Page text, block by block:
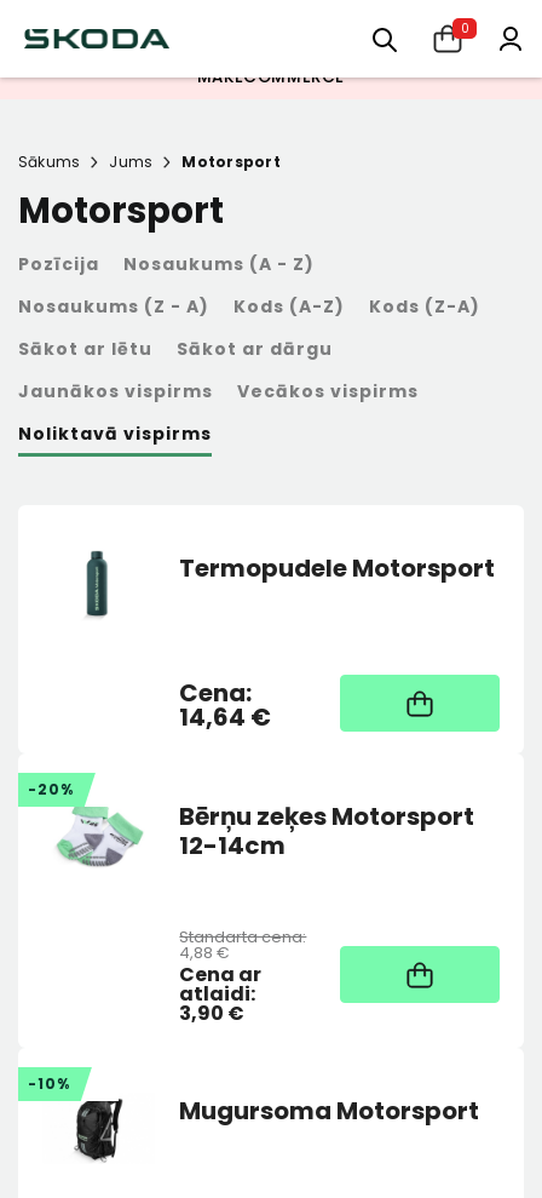
PIEDĀVĀJAM IZMANTOT INBANK NOMAKSAS IESPĒJU. SĪKĀKS INFO
REDZAMS APMAKSAS BRĪDĪ.
PĒRC TAGAD, MAKSĀ VĒLĀK -
MAKECOMMERCE
0
Sākums Jums Motorsport
Motorsport
Pozīcija
Nosaukums (A - Z)
Nosaukums (Z - A)
Kods (A-Z)
Kods (Z-A)
Sākot ar lētu
Sākot ar dārgu
Jaunākos vispirms
Vecākos vispirms
Noliktavā vispirms
Termopudele Motorsport
Cena:
14,64 €
Noliktavā
-20%
Bērņu zeķes Motorsport
12-14cm
Standarta cena:
4,88 €
Cena ar
atlaidi:
3,90 €
Noliktavā
-10%
Mugursoma Motorsport
Vieglmetāla disks GIGARO R18
Vieglmetāla